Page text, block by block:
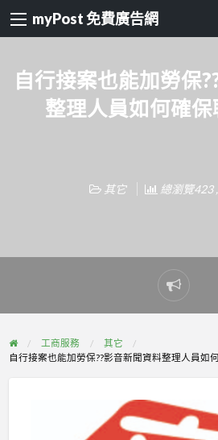
myPost 免費廣告網
自行接案也能加勞保
整理人員如何確保
其它 總瀏覽423
Report
工商服務
其它
自行接案也能加勞保??影音新聞資料整理人員如